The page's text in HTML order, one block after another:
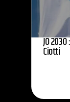
JO
Ciotti